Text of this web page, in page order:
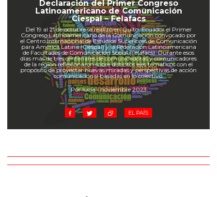
Cruz del Eje
Corredor de Ansenuza
La Carlota y zona
Laboulaye y sur
Bell Ville
Río Tercero
Despeñaderos
Declaración del Primer Congreso
Latinoamericano de Comunicación
Ciespal – Felafacs
Del 19 al 21 de octubre se realizó en Quito, Ecuador el Primer
Congreso Latinoamericano de la Comunicación convocado por
el Centro Internacional de Estudios Superiores de Comunicación
para América Latina (Ciespal) y la Federación Latinoamericana
de Facultades de Comunicación Social (Felafacs). Durante esos
días más de tres centenares de comunicadoras y comunicadores
de la región reflexionaron sobre distintos ejes temáticos con el
propósito de proyectar nuevas miradas y perspectivas de acción
comunicacional basadas en lo colectivo.
Por lucia • noviembre 2023
EL PAÍS